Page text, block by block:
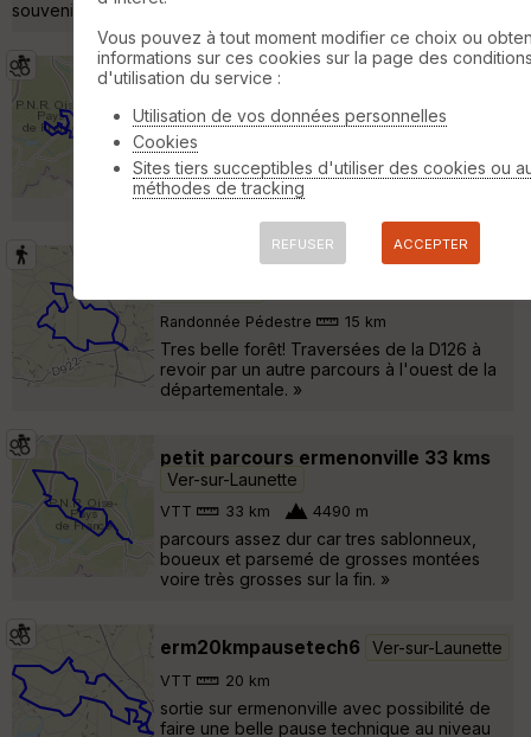
souvenir. »
ermenonville est et ouest
VTT 25 km
depart du parking du chateau relais on
explore en premier la partie est puis on
traverse pour aller jouer sur la partie est. »
ERMENONVILLE VILLAGE (long) Ver-
Randonnée Pédestre 15 km
Tres belle forêt! Traversées de la D126 à
revoir par un autre parcours à l'ouest de la
départementale. »
petit parcours ermenonville 33 kms
Ver-sur-Launette
VTT 33 km 4490 m
parcours assez dur car tres sablonneux,
boueux et parsemé de grosses montées
voire très grosses sur la fin. »
erm20kmpausetech6 Ver-sur-Launette
VTT 20 km
sortie sur ermenonville avec possibilité de
faire une belle pause technique au niveau
Vous pouvez à tout moment modifier ce choix ou
informations sur ces cookies sur la page des
d'utilisation du service :
Utilisation de vos données personnelles
Cookies
Sites tiers succeptibles d'utiliser des cookies ou
méthodes de tracking
REFUSER ACCEPTER